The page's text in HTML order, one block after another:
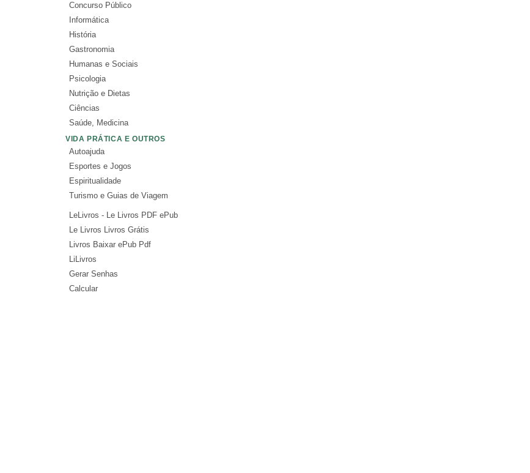
Concurso Público
Informática
História
Gastronomia
Humanas e Sociais
Psicologia
Nutrição e Dietas
Ciências
Saúde, Medicina
VIDA PRÁTICA E OUTROS
Autoajuda
Esportes e Jogos
Espiritualidade
Turismo e Guias de Viagem
LeLivros - Le Livros PDF ePub
Le Livros Livros Grátis
Livros Baixar ePub Pdf
LiLivros
Gerar Senhas
Calcular